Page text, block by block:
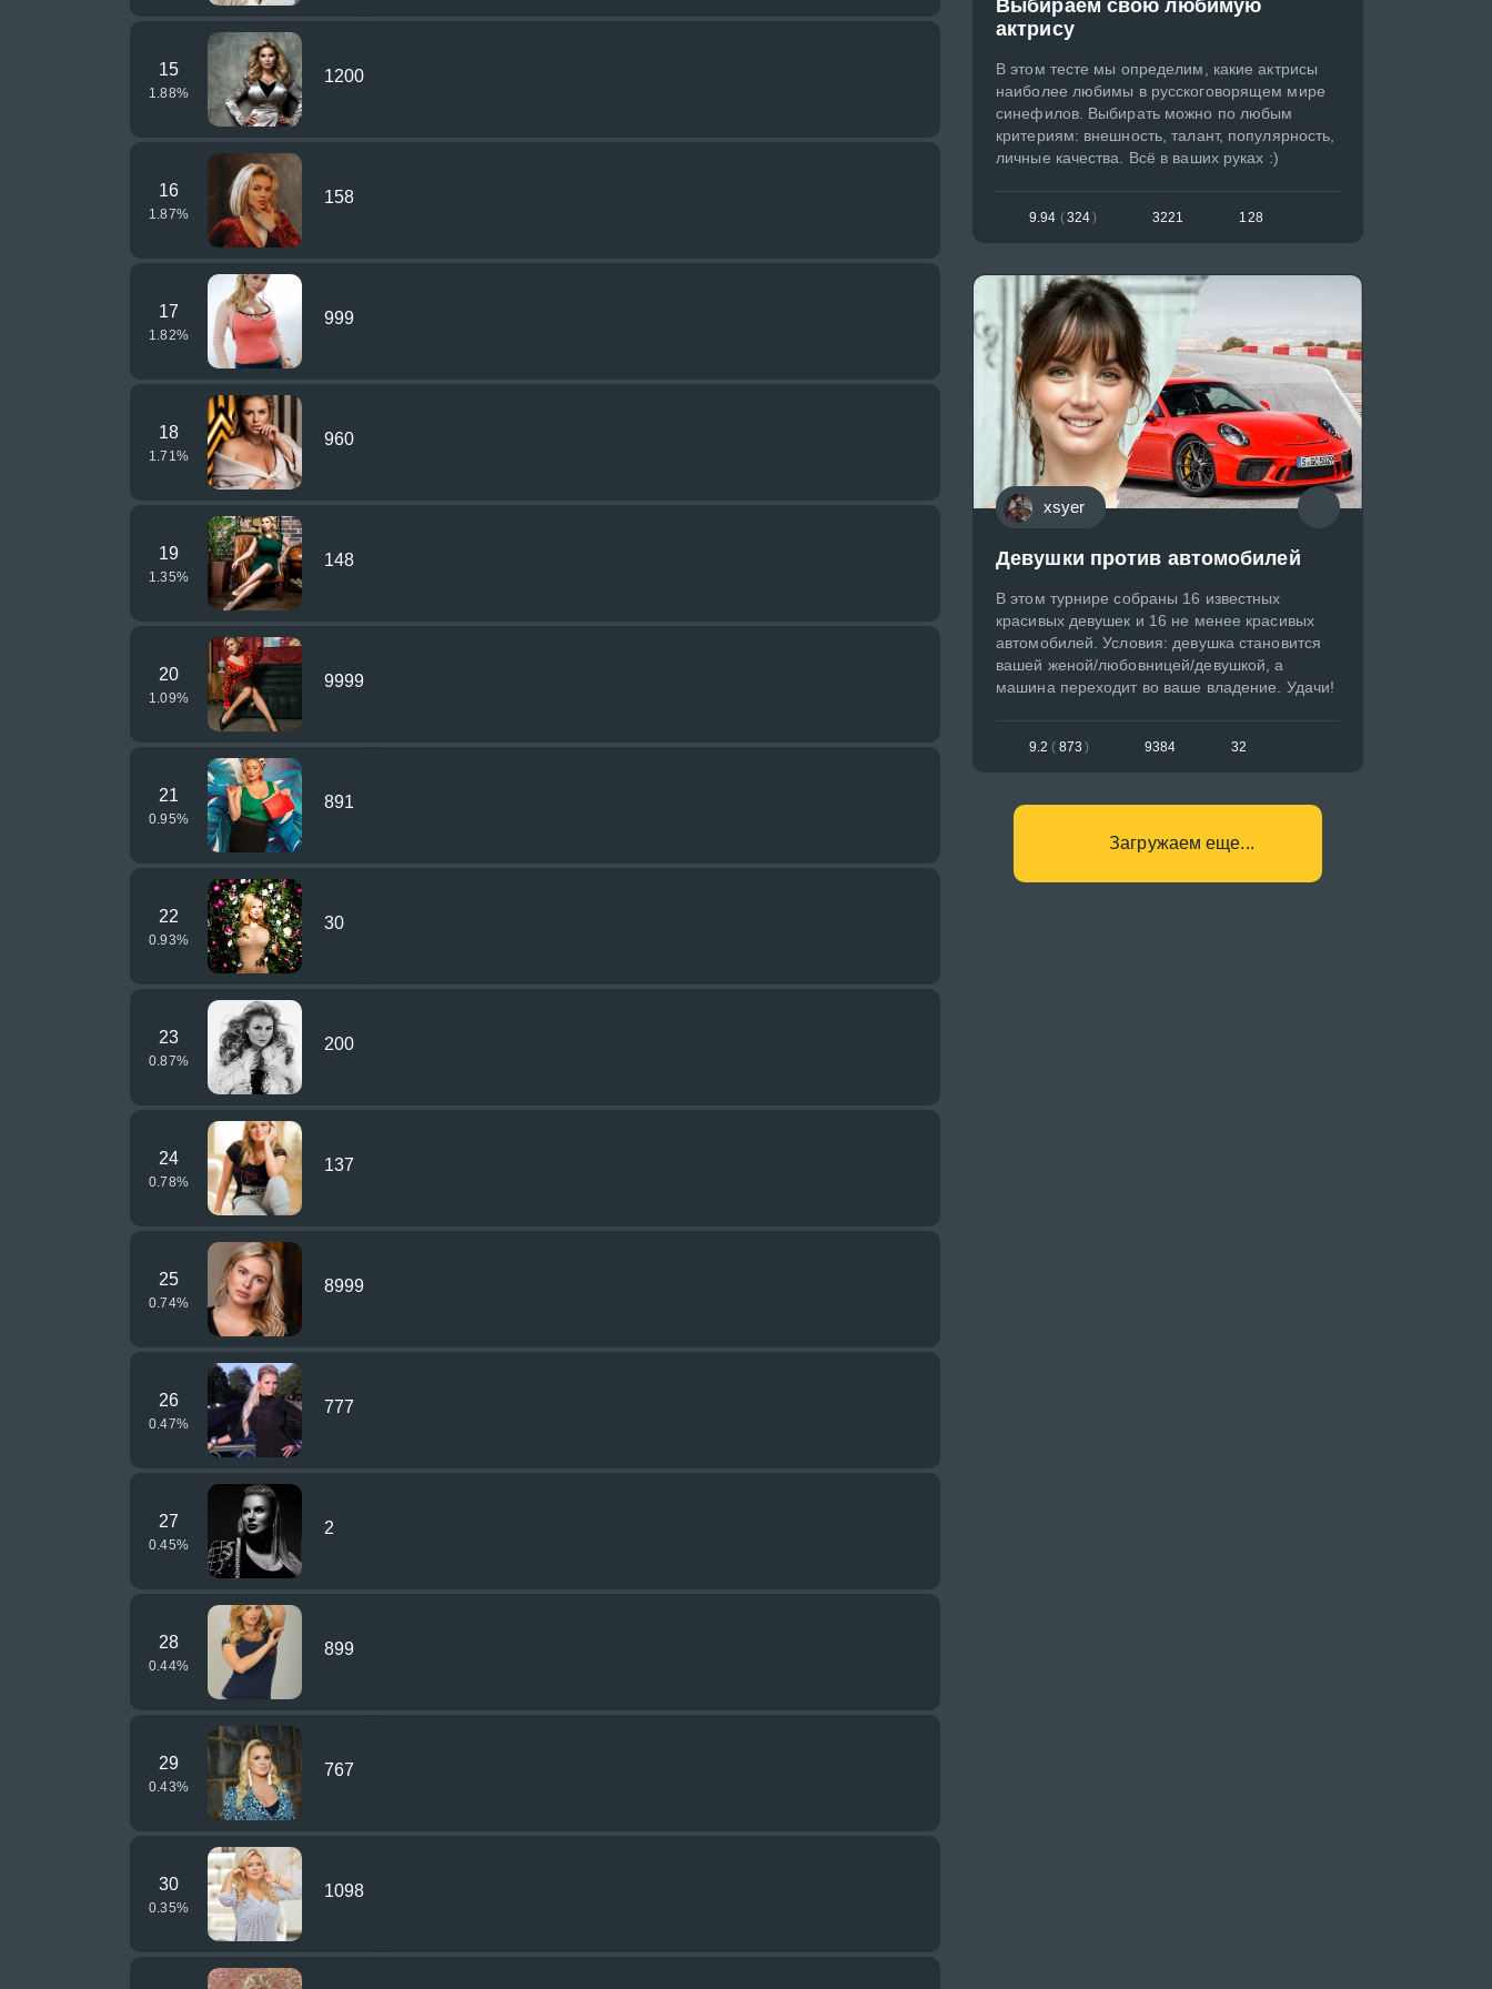
15
1.88%
1200
16
1.87%
158
17
1.82%
999
18
1.71 %
960
19
1.35%
148
20
1.09%
9999
21
0.95%
891
22
0.93%
30
23
0.87%
200
24
0.78%
137
25
0.74%
8999
26
0.47%
777
27
0.45%
2
28
0.44%
899
29
0.43%
767
30
0.35%
1098
Выбираем свою любимую
актрису
В этом тесте мы определим, какие актрисы
наиболее любимы в русскоговорящем мире
синефилов. Выбирать можно по любым
критериям: внешность, талант, популярность,
личные качества. Всё в ваших руках :)
9.94 (324) 3221 128
xsyer
Девушки против автомобилей
В этом турнире собраны 16 известных
красивых девушек и 16 не менее красивых
автомобилей. Условия: девушка становится
вашей женой/любовницей/девушкой, а
машина переходит во ваше владение. Удачи!
9.2 ( 873 ) 9384 32
Загружаем еще...